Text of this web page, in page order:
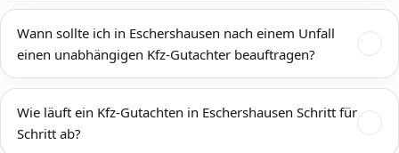
Unfallschäden, bewertet den technischen und wirtschaftlichen
Zustand Ihres Fahrzeugs und ermittelt Reparaturkosten,
Wiederbeschaffungswert, Restwert und mögliche
Versicherungen, Werkstätten, Rechtsanwälten und Gerichten
Wann sollte ich in Eschershausen nach einem Unfall
einen unabhängigen Kfz-Gutachter beauftragen?
Eschershausen immer dann beauftragen, wenn mehr als ein
offensichtlicher Bagatellschaden vorliegt oder die tatsächliche
Wie läuft ein Kfz-Gutachten in Eschershausen Schritt für
Schritt ab?